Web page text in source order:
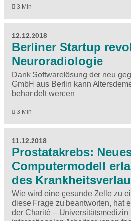
3 Min
12.12.2018
Berliner Startup
Neuroradiologie
Dank Softwarelösung der neu
GmbH aus Berlin kann
behandelt werden
3 Min
11.12.2018
Prostatakrebs:
Computermodell
des
Wie wird eine gesunde Zelle zu
diese Frage zu beantworten, hat
der Charité – Universitätsmedizin